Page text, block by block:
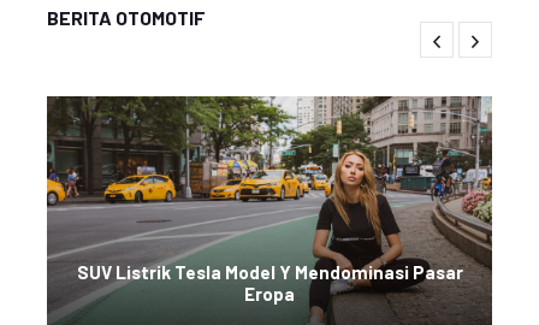
BERITA OTOMOTIF
SUV Listrik Tesla Model Y Mendominasi Pasar
Eropa